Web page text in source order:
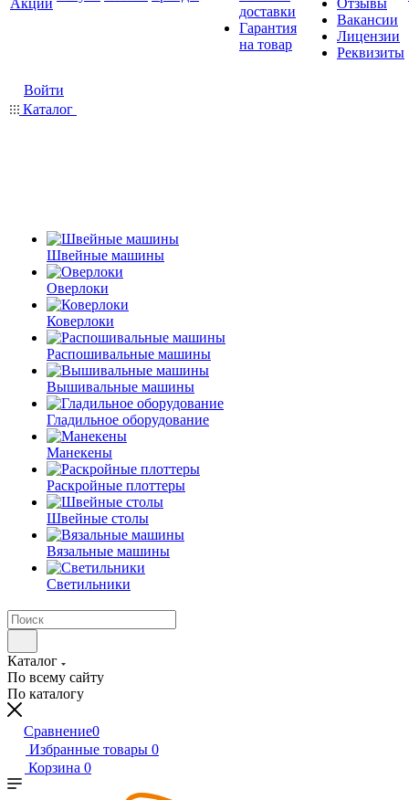
Акции
доставки
Гарантия
на товар
Отзывы
Вакансии
Лицензии
Реквизиты
Войти
Каталог
Швейные машины
Оверлоки
Коверлоки
Распошивальные машины
Вышивальные машины
Гладильное оборудование
Манекены
Раскройные плоттеры
Швейные столы
Вязальные машины
Светильники
Каталог
По всему сайту
По каталогу
Сравнение0
Избранные товары 0
Корзина 0